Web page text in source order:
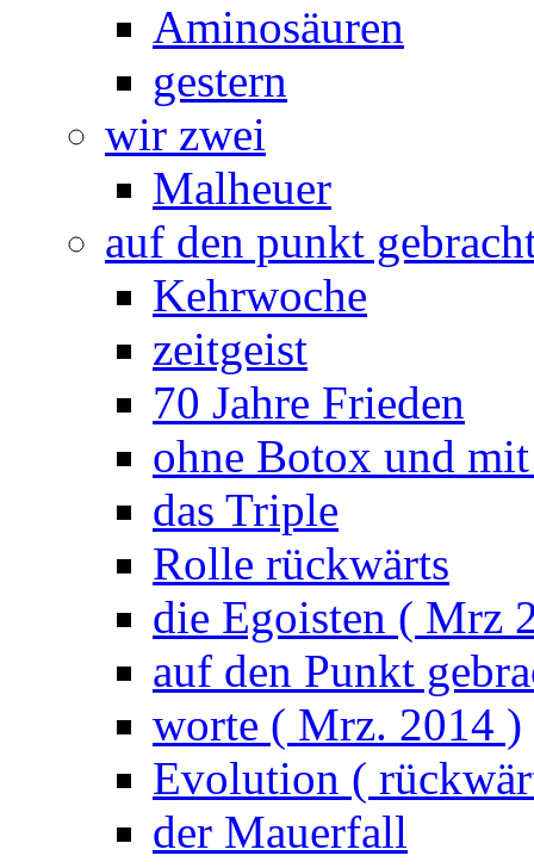
Aminosäuren
gestern
wir zwei
Malheuer
auf den punkt
Kehrwoche
zeitgeist
70 Jahre Frieden
ohne Botox und
das Triple
Rolle rückwärts
die Egoisten ( Mrz
auf den Punkt
worte ( Mrz. 2014 )
Evolution (
der Mauerfall